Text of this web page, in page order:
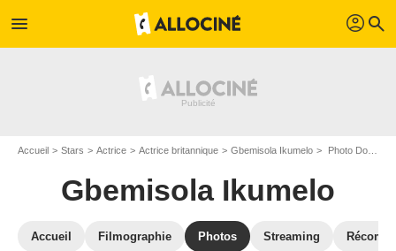
menu profil search
Accueil Stars Actrice Actrice britannique Gbemisola Ikumelo Photo Domhnall Gleeson, Gbemisola Ikumelo, Oscar Núñez, Sabrina Impacciatore
Gbemisola Ikumelo
Accueil Filmographie Photos Streaming